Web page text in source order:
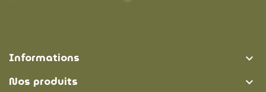
Informations 
Nos produits 